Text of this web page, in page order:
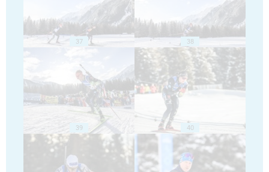
37 38
39 40